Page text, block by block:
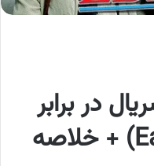
در برابر
آینده (Early Edition) + خلاصه